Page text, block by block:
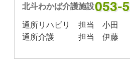
北斗わかば介護施設
通所リハビリ 担当 小田
通所介護 担当 伊藤